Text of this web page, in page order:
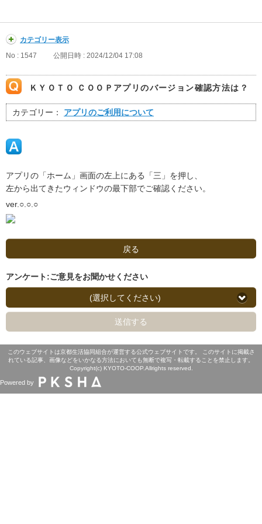
カテゴリー表示
No : 1547
公開日時 : 2024/12/04 17:08
ＫＹＯＴＯ ＣＯＯＰアプリのバージョン確認方法は？
カテゴリー： アプリのご利用について
アプリの「ホーム」画面の左上にある「三」を押し、
左から出てきたウィンドウの最下部でご確認ください。
ver.○.○.○
戻る
アンケート:ご意見をお聞かせください
(選択してください)
送信する
このウェブサイトは京都生活協同組合が運営する公式ウェブサイトです。 このサイトに掲載さ
れている記事、画像などをいかなる方法においても無断で複写・転載することを禁止します。
Copyright(c) KYOTO-COOP.Allrights reserved.
Powered by